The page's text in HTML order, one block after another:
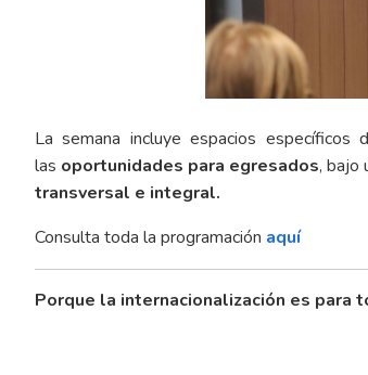
La semana incluye espacios específicos
las oportunidades para egresados, bajo
transversal e integral.
Consulta toda la programación aquí
Porque la internacionalización es para